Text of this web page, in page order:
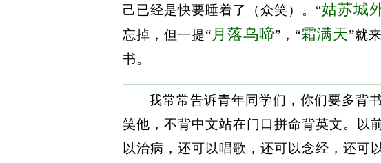
己已经是快要睡着了（众笑）。“姑苏城
忘掉，但一提“月落乌啼”，“霜满天”就
书。
我常常告诉青年同学们，你们要多背
笑他，不背中文站在门口拼命背英文。以
以治病，还可以唱歌，还可以念经，还可